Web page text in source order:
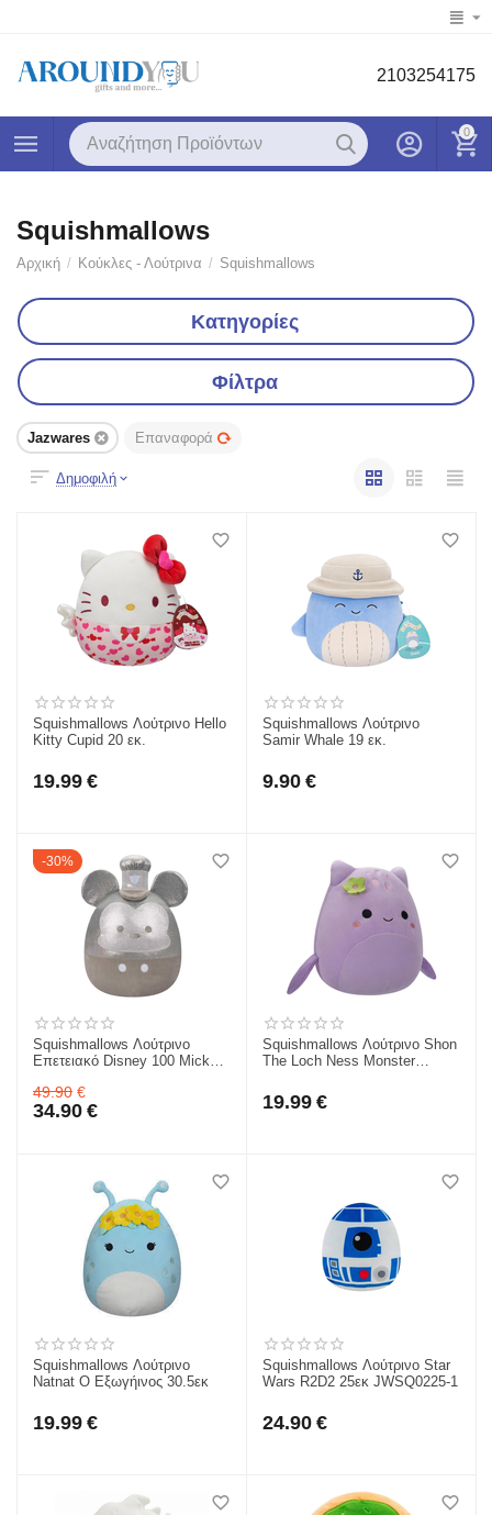
2103254175
0
Squishmallows
Αρχική / Κούκλες - Λούτρινα / Squishmallows
Κατηγορίες
Φίλτρα
Jazwares Επαναφορά
Δημοφιλή
Squishmallows Λούτρινο Hello
Kitty Cupid 20 εκ.
19.99 €
Squishmallows Λούτρινο
Samir Whale 19 εκ.
9.90 €
30%
Squishmallows Λούτρινο
Επετειακό Disney 100 Mickey
JWSQ0266-3
49.90 €
34.90 €
Squishmallows Λούτρινο Shon
The Loch Ness Monster
19.99 €
Squishmallows Λούτρινο
Natnat Ο Εξωγήινος 30.5εκ
19.99 €
Squishmallows Λούτρινο Star
Wars R2D2 25εκ JWSQ0225-1
24.90 €